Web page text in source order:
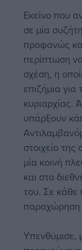
Εκείνο που
σε μία
προφανώς
περίπτωση
σχέση, η
επιζήμια
κυριαρχίας.
υπάρξουν
στοιχείο
μία κοινή
και στο
του. Σε κάθε
παραχώρηση
Υπενθύμισε,